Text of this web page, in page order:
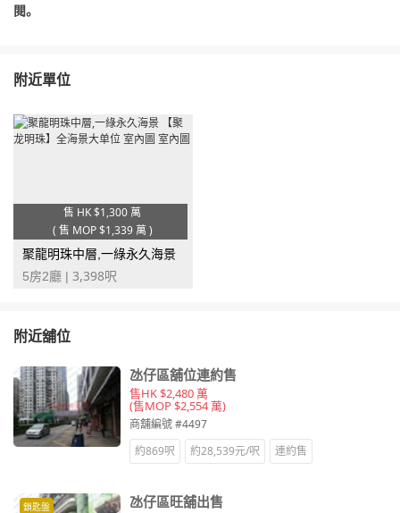
閱。
附近單位
售 HK$1,300 萬
( 售 MOP$1,339 萬 )
聚龍明珠中層,一綠永久海景
5房2廳 | 3,398呎
附近舖位
氹仔區舖位連約售
售HK $2,480 萬
(售MOP $2,554 萬)
商舖編號 #4497
約869呎
約28,539元/呎 連約售
鎖匙盤 氹仔區旺舖出售